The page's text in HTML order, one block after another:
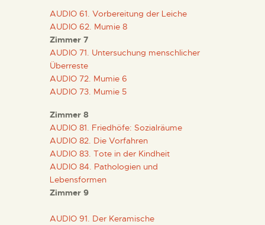
AUDIO 61. Vorbereitung der Leiche
AUDIO 62. Mumie 8
Zimmer 7
AUDIO 71. Untersuchung menschlicher
Überreste
AUDIO 72. Mumie 6
AUDIO 73. Mumie 5
Zimmer 8
AUDIO 81. Friedhöfe: Sozialräume
AUDIO 82. Die Vorfahren
AUDIO 83. Tote in der Kindheit
AUDIO 84. Pathologien und
Lebensformen
Zimmer 9
AUDIO 91. Der Keramische